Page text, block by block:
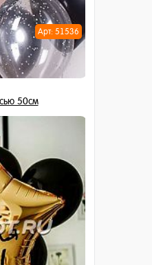
Арт: 51536
50см